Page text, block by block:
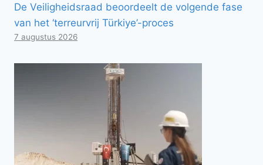
De Veiligheidsraad beoordeelt de volgende fase
van het ‘terreurvrij Türkiye’-proces
7 augustus 2026